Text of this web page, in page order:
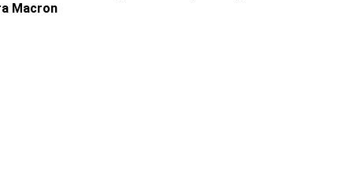
Macron